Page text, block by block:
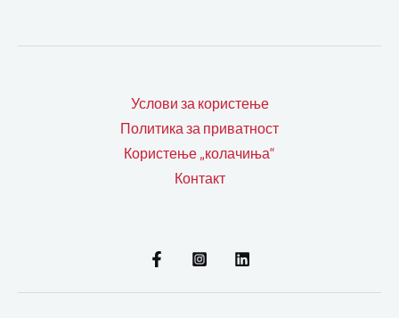
Услови за користење
Политика за приватност
Користење „колачиња“
Контакт